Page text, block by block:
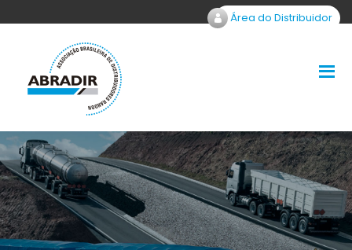
Área do Distribuidor